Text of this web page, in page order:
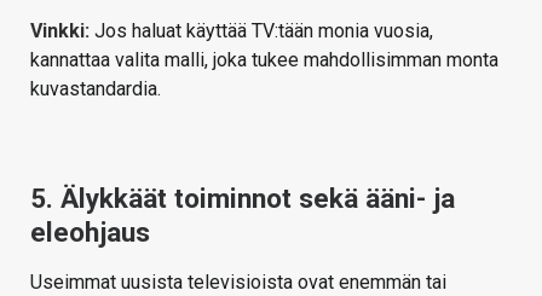
Vinkki: Jos haluat käyttää TV:tään monia vuosia,
kannattaa valita malli, joka tukee mahdollisimman monta
kuvastandardia.
5. Älykkäät toiminnot sekä ääni- ja
eleohjaus
Useimmat uusista televisioista ovat enemmän tai